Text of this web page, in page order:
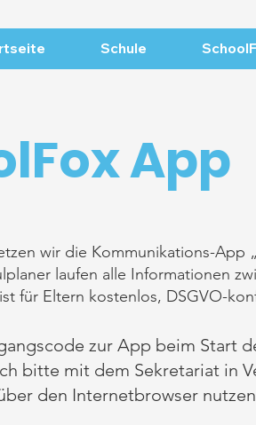
Schule
App
wir die Kommunikations-
laufen alle Informationen
für Eltern kostenlos, DSGVO-
zur App beim Start
bitte mit dem Sekretariat in
den Internetbrowser